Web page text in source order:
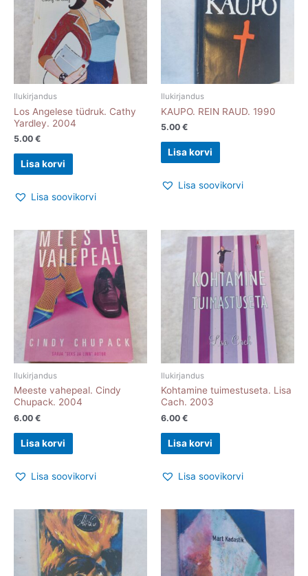
Ilukirjandus
Los Angelese tüdruk. Cathy
Yardley. 2004
5.00 €
Lisa korvi
Lisa soovikorvi
Ilukirjandus
KAUPO. REIN RAUD. 1990
5.00 €
Lisa korvi
Lisa soovikorvi
Ilukirjandus
Meeste vahepeal. Cindy
Chupack. 2004
6.00 €
Lisa korvi
Lisa soovikorvi
Ilukirjandus
Kohtamine tuimestuseta. Lisa
Cach. 2003
6.00 €
Lisa korvi
Lisa soovikorvi